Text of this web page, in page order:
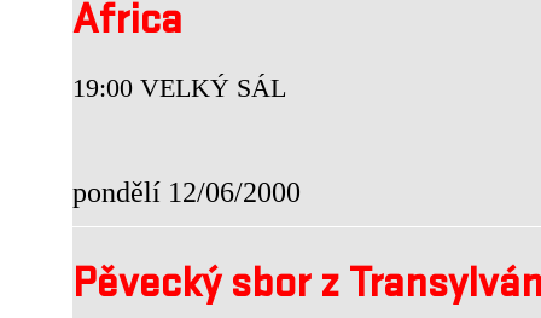
Africa
19:00 VELKÝ SÁL
pondělí 12/06/2000
Pěvecký sbor z